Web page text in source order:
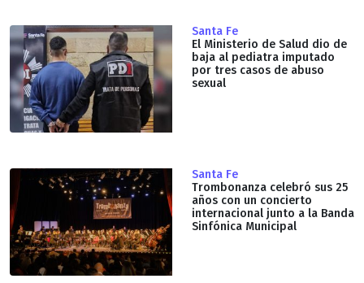
Santa Fe
El Ministerio de Salud dio de
baja al pediatra imputado
por tres casos de abuso
sexual
Santa Fe
Trombonanza celebró sus 25
años con un concierto
internacional junto a la Banda
Sinfónica Municipal